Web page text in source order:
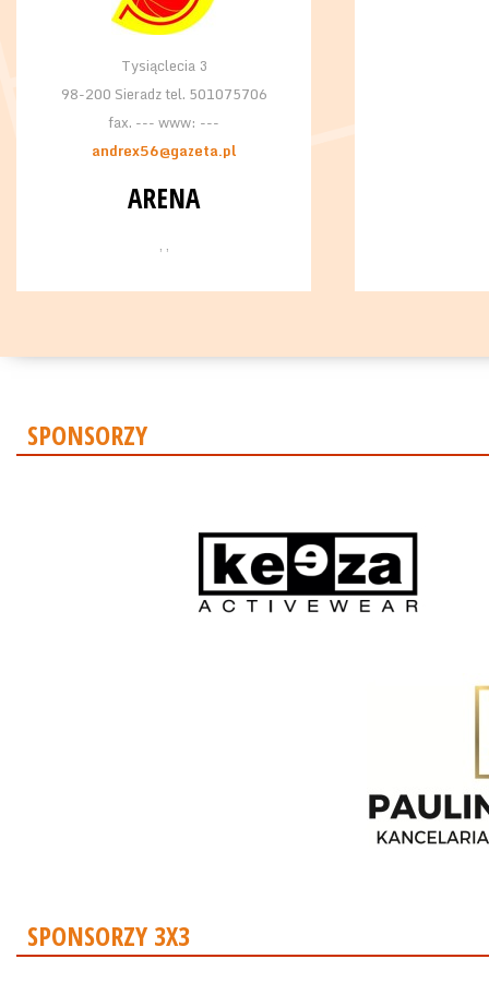
Tysiąclecia 3
98-200 Sieradz tel. 501075706
fax. --- www: ---
andrex56@gazeta.pl
ARENA
, ,
SPONSORZY
SPONSORZY 3X3